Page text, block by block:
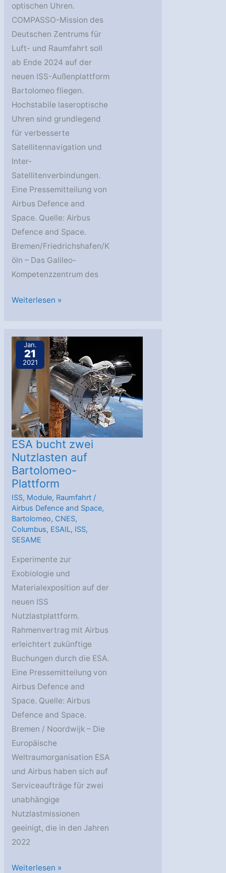
optischen Uhren.
COMPASSO-Mission des
Deutschen Zentrums für
Luft- und Raumfahrt soll
ab Ende 2024 auf der
neuen ISS-Außenplattform
Bartolomeo fliegen.
Hochstabile laseroptische
Uhren sind grundlegend
für verbesserte
Satellitennavigation und
Inter-
Satellitenverbindungen.
Eine Pressemitteilung von
Airbus Defence and
Space. Quelle: Airbus
Defence and Space.
Bremen/Friedrichshafen/K
öln – Das Galileo-
Kompetenzzentrum des
Bartolomeo:
laser-
optischen
Uhren
Weiterlesen »
Jan.
21
2021
ESA bucht zwei
Nutzlasten auf
Bartolomeo-
Plattform
ISS, Module, Raumfahrt /
Airbus Defence and Space,
Bartolomeo, CNES,
Columbus, ESAIL , ISS,
SESAME
Experimente zur
Exobiologie und
Materialexposition auf der
neuen ISS
Nutzlastplattform.
Rahmenvertrag mit Airbus
erleichtert zukünftige
Buchungen durch die ESA.
Eine Pressemitteilung von
Airbus Defence and
Space. Quelle: Airbus
Defence and Space.
Bremen / Noordwijk – Die
Europäische
Weltraumorganisation ESA
und Airbus haben sich auf
Serviceaufträge für zwei
unabhängige
Nutzlastmissionen
geeinigt, die in den Jahren
2022
ESA
Weiterlesen »